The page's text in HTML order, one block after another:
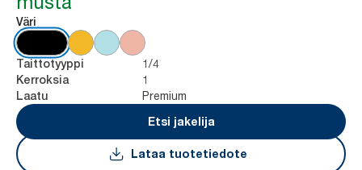
Väri
Taittotyyppi 1/4
Kerroksia 1
Laatu
Premium
Etsi jakelija
Lataa tuotetiedote